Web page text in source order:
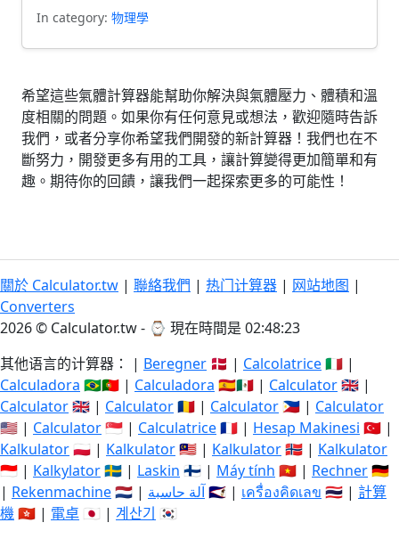
In category: 物理學
希望這些氣體計算器能幫助你解決與氣體壓力、體積和溫
度相關的問題。如果你有任何意見或想法，歡迎隨時告訴
我們，或者分享你希望我們開發的新計算器！我們也在不
斷努力，開發更多有用的工具，讓計算變得更加簡單和有
趣。期待你的回饋，讓我們一起探索更多的可能性！
關於 Calculator.tw | 聯絡我們 | 热门计算器 | 网站地图 |
Converters
2026 © Calculator.tw - ⌚ 現在時間是 02:48:23
其他语言的计算器： | Beregner 🇩🇰 | Calcolatrice🇮🇹 |
Calculadora 🇧🇷🇵🇹 | Calculadora 🇪🇸🇲🇽 | Calculator🇬🇧 |
Calculator🇬🇧 | Calculator🇷🇴 | Calculator 🇵🇭 | Calculator
🇺🇸 | Calculator🇸🇬 | Calculatrice🇫🇷 | Hesap Makinesi 🇹🇷 |
Kalkulator🇵🇱 | Kalkulator🇲🇾 | Kalkulator🇳🇴 | Kalkulator
🇮🇩 | Kalkylator🇸🇪 | Laskin 🇫🇮 | Máy tính 🇻🇳 | Rechner🇩🇪
| Rekenmachine🇳🇱 | آلة حاسبة🇸🇦 | เครื่องคิดเลข 🇹🇭 | 計算
機🇭🇰 | 電卓 🇯🇵 | 계산기 🇰🇷